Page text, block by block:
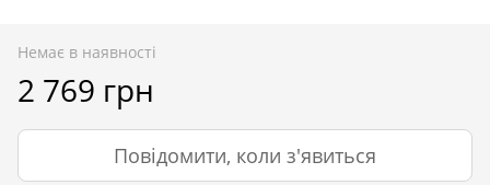
Немає в наявності
2 769 грн
Повідомити, коли з'явиться